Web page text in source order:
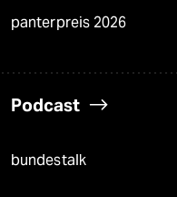
panterpreis 2026
Podcast
bundestalk